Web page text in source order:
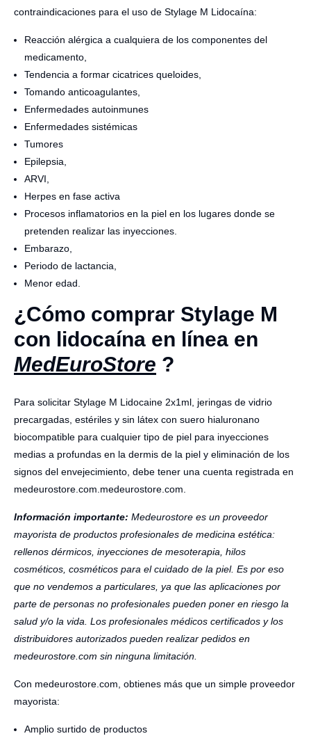
contraindicaciones para el uso de Stylage M Lidocaína:
Reacción alérgica a cualquiera de los componentes del
medicamento,
Tendencia a formar cicatrices queloides,
Tomando anticoagulantes,
Enfermedades autoinmunes
Enfermedades sistémicas
Tumores
Epilepsia,
ARVI,
Herpes en fase activa
Procesos inflamatorios en la piel en los lugares donde se
pretenden realizar las inyecciones.
Embarazo,
Periodo de lactancia,
Menor edad.
¿Cómo comprar Stylage M
con lidocaína en línea en
MedEuroStore ?
Para solicitar Stylage M Lidocaine 2x1ml, jeringas de vidrio
precargadas, estériles y sin látex con suero hialuronano
biocompatible para cualquier tipo de piel para inyecciones
medias a profundas en la dermis de la piel y eliminación de los
signos del envejecimiento, debe tener una cuenta registrada en
medeurostore.com.medeurostore.com.
Información importante: Medeurostore es un proveedor
mayorista de productos profesionales de medicina estética:
rellenos dérmicos, inyecciones de mesoterapia, hilos
cosméticos, cosméticos para el cuidado de la piel. Es por eso
que no vendemos a particulares, ya que las aplicaciones por
parte de personas no profesionales pueden poner en riesgo la
salud y/o la vida. Los profesionales médicos certificados y los
distribuidores autorizados pueden realizar pedidos en
medeurostore.com sin ninguna limitación.
Con medeurostore.com, obtienes más que un simple proveedor
mayorista:
Amplio surtido de productos